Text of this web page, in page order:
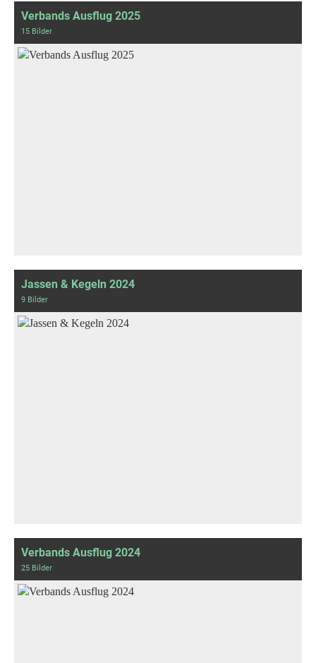
Verbands Ausflug 2025
15 Bilder
Jassen & Kegeln 2024
9 Bilder
Verbands Ausflug 2024
25 Bilder